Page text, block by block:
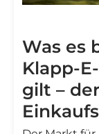
Was es
Klapp-
gilt –